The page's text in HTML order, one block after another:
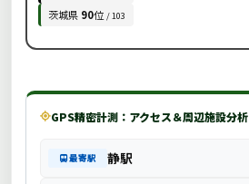
茨城県 90位 / 103
GPS精密計測：アクセス＆周辺施設分析
最寄駅 静駅